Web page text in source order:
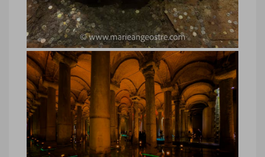
Citerne Basilique Istanbul © Marie-Ange
Ostré